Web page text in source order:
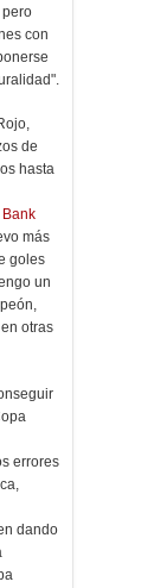
pero
con
de
hasta
más
goles
un
otras
errores
dando